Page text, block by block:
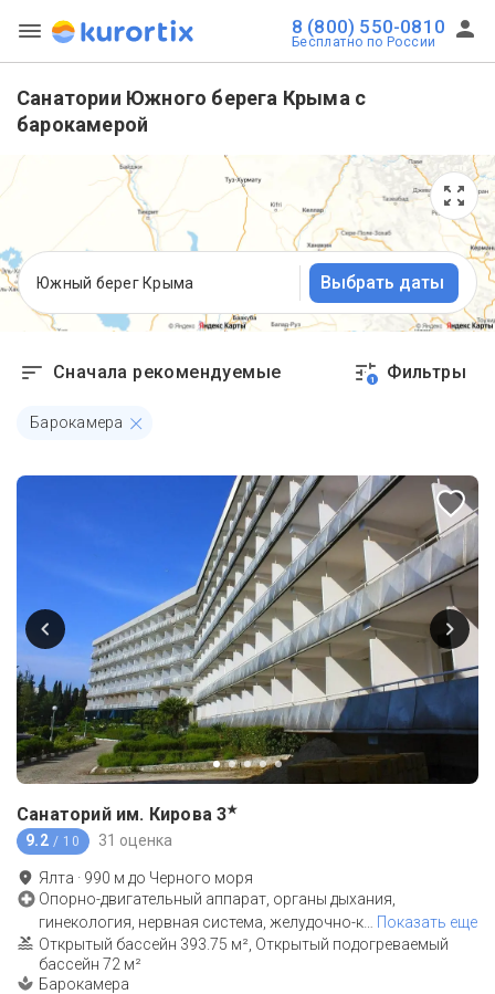
8 (800) 550-0810
Бесплатно по России
Санатории Южного берега Крыма с
барокамерой
Южный берег Крыма Выбрать даты
Сначала рекомендуемые 1 Фильтры
Барокамера
Санаторий им. Кирова 3★
9.2 / 10 31 оценка
Ялта · 990 м до Черного моря
Опорно-двигательный аппарат, органы дыхания,
гинекология, нервная система, желудочно-к
Показать еще
Открытый бассейн 393.75 м², Открытый подогреваемый
бассейн 72 м²
Барокамера